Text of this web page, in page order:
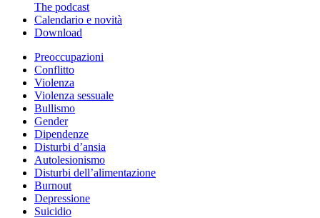
The podcast
Calendario e novità
Download
Preoccupazioni
Conflitto
Violenza
Violenza sessuale
Bullismo
Gender
Dipendenze
Disturbi d’ansia
Autolesionismo
Disturbi dell’alimentazione
Burnout
Depressione
Suicidio